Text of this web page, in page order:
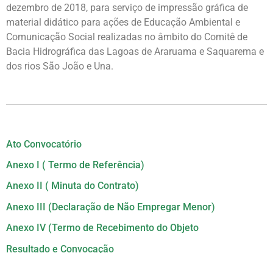
dezembro de 2018, para serviço de impressão gráfica de
material didático para ações de Educação Ambiental e
Comunicação Social realizadas no âmbito do Comitê de
Bacia Hidrográfica das Lagoas de Araruama e Saquarema e
dos rios São João e Una.
Ato Convocatório
Anexo I ( Termo de Referência)
Anexo II ( Minuta do Contrato)
Anexo III (Declaração de Não Empregar Menor)
Anexo IV (Termo de Recebimento do Objeto
Resultado e Convocação